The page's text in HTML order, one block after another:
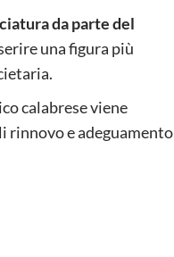
da parte del
una figura più
calabrese viene
rinnovo e adeguamento